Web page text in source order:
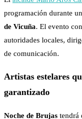
programación durante
de Vicuña. El evento
autoridades locales,
de comunicación.
Artistas estelares
garantizado
Noche de Brujas tendrá